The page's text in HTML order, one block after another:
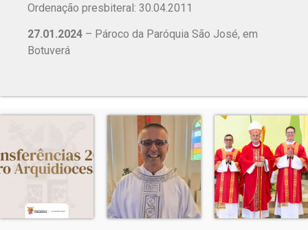
Ordenação presbiteral: 30.04.2011
27.01.2024 – Pároco da Paróquia São José, em
Botuverá